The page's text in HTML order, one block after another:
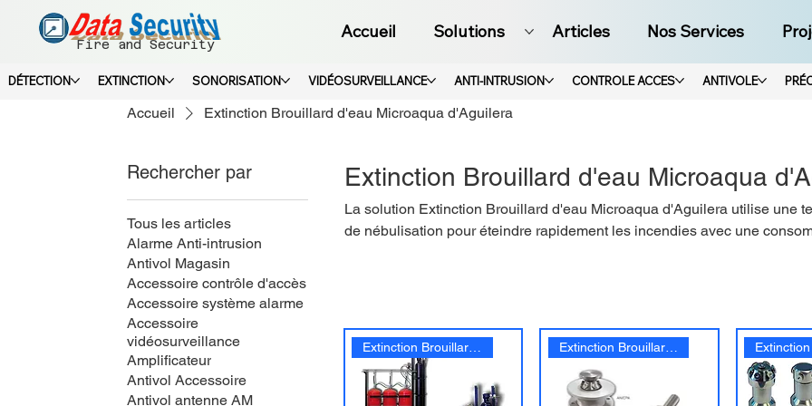
Fire and Security
Accueil Solutions Articles Nos Services
Accueil Extinction Brouillard d'eau Microaqua d'Aguilera
Rechercher par
Tous les articles
Alarme Anti-intrusion
Antivol Magasin
Accessoire contrôle d'accès
Accessoire système alarme
Accessoire
vidéosurveillance
Amplificateur
Antivol Accessoire
Antivol antenne AM
Extinction Brouillard d'eau Microaqua
La solution Extinction Brouillard d'eau Microaqua d'Aguilera utilise une
de nébulisation pour éteindre rapidement les incendies avec une
Extinction Brouillard d'eau
DÉTECTION EXTINCTION SONORISATION VIDÉOSURVEILLANCE ANTI-INTRUSION CONTROLE ACCES ANTIVOLE